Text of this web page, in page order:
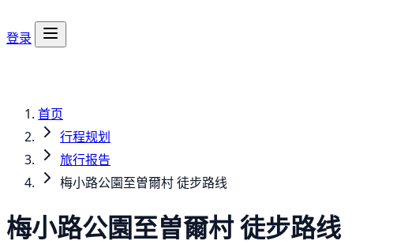
登录
首页
行程规划
旅行报告
梅小路公園至曽爾村 徒步路线
梅小路公園至曽爾村 徒步路线